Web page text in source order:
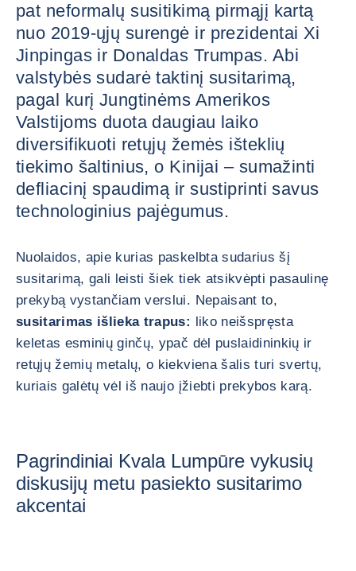
pat neformalų susitikimą pirmąjį kartą
nuo 2019-ųjų surengė ir prezidentai Xi
Jinpingas ir Donaldas Trumpas. Abi
valstybės sudarė taktinį susitarimą,
pagal kurį Jungtinėms Amerikos
Valstijoms duota daugiau laiko
diversifikuoti retųjų žemės išteklių
tiekimo šaltinius, o Kinijai – sumažinti
defliacinį spaudimą ir sustiprinti savus
technologinius pajėgumus.
Nuolaidos, apie kurias paskelbta sudarius šį
susitarimą, gali leisti šiek tiek atsikvėpti pasaulinę
prekybą vystančiam verslui. Nepaisant to,
susitarimas išlieka trapus: liko neišspręsta
keletas esminių ginčų, ypač dėl puslaidininkių ir
retųjų žemių metalų, o kiekviena šalis turi svertų,
kuriais galėtų vėl iš naujo įžiebti prekybos karą.
Pagrindiniai Kvala Lumpūre vykusių
diskusijų metu pasiekto susitarimo
akcentai